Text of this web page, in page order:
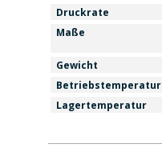
Druckrate
Maße
Gewicht
Betriebstemperatur
Lagertemperatur